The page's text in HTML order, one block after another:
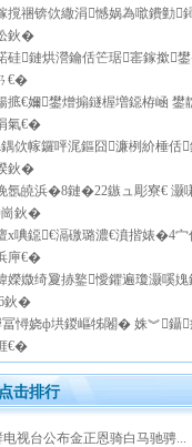
撹祵锛佽繖涓憾娲為噷鐨勭
鈥�
硅鏈烘瀯鑰佸笀琚寚鎵撳
€�
掋€嬭鐢熷搧鐩楃増鐚栫崡 鐢
氣€�
佽幏鑼呯浘鏂囧濂栵紒棰佸
鈥�
氬皢浜�8鏈�22鏃ュ彫寮€ 灏
崗鈥�
х唺鐚€滆礉璐濃€濆揩婊�4宀
庘€�
嬫媺绮夐捇鐜懓鑺遍瓊灏嗘媿
鈥�
冨憳娆ф垬鍐嶇牬闂� 姝︾鑷
€�
击排行
电视台公布金正恩骑白马驰骋...